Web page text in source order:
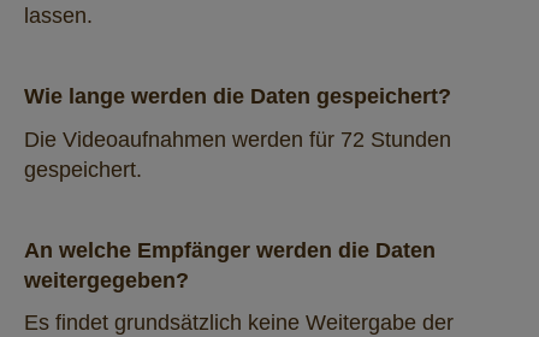
lassen.
Wie lange werden die Daten gespeichert?
Die Videoaufnahmen werden für 72 Stunden
gespeichert.
An welche Empfänger werden die Daten
weitergegeben?
Es findet grundsätzlich keine Weitergabe der